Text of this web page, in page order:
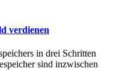
verdienen
in drei Schritten
sind inzwischen